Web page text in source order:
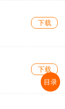
下载
下载
目录